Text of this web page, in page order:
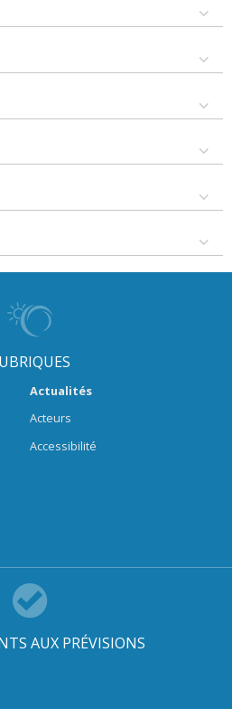
Actualités
Acteurs
Accessibilité
AUX PRÉVISIONS